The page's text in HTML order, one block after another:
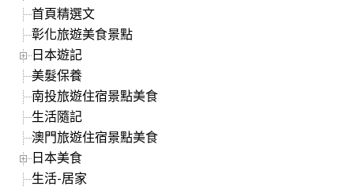
首頁精選文
彰化旅遊美食景點
日本遊記
美髮保養
南投旅遊住宿景點美食
生活隨記
澳門旅遊住宿景點美食
日本美食
生活-居家